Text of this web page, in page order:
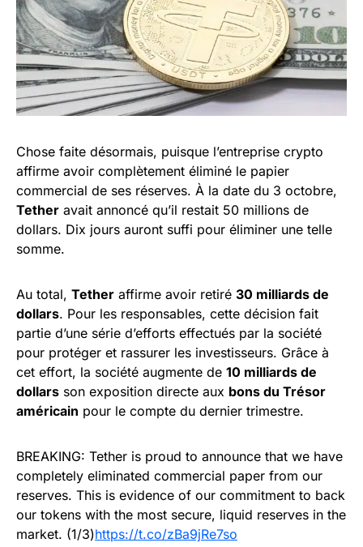
Chose faite désormais, puisque l’entreprise crypto
affirme avoir complètement éliminé le papier
commercial de ses réserves. À la date du 3 octobre,
Tether avait annoncé qu’il restait 50 millions de
dollars. Dix jours auront suffi pour éliminer une telle
somme.
Au total, Tether affirme avoir retiré 30 milliards de
dollars. Pour les responsables, cette décision fait
partie d’une série d’efforts effectués par la société
pour protéger et rassurer les investisseurs. Grâce à
cet effort, la société augmente de 10 milliards de
dollars son exposition directe aux bons du Trésor
américain pour le compte du dernier trimestre.
BREAKING: Tether is proud to announce that we have
completely eliminated commercial paper from our
reserves. This is evidence of our commitment to back
our tokens with the most secure, liquid reserves in the
market. (1/3)https://t.co/zBa9jRe7so